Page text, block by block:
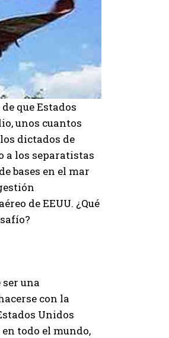
que Estados
unos cuantos
dictados de
a los separatistas
bases en el mar
de EEUU. ¿Qué
ser una
con la
Unidos
todo el mundo,